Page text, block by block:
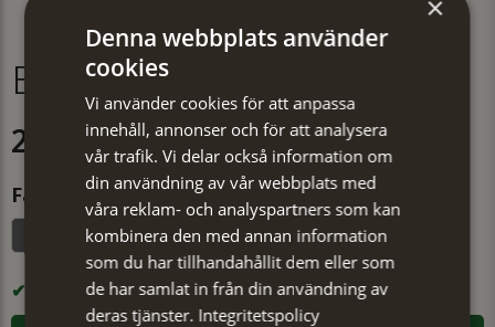
Bälte dam 25 mm vit 85
299 kr
Färg
I LAGER
×
Denna webbplats använder
cookies
Vi använder cookies för att anpassa
innehåll, annonser och för att analysera
vår trafik. Vi delar också information om
din användning av vår webbplats med
våra reklam- och analyspartners som kan
kombinera den med annan information
som du har tillhandahållit dem eller som
de har samlat in från din användning av
deras tjänster. Integritetspolicy